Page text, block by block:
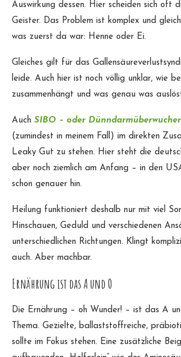
Auswirkung dessen. Hier scheiden sich oft
Geister. Das Problem ist komplex und
was zuerst da war: Henne oder Ei.
Gleiches gilt für das
leide. Auch hier ist noch völlig unklar, wie
zusammenhängt und was genau was
Auch SIBO – oder
(zumindest in meinem Fall) im direkten
Leaky Gut zu stehen. Hier steht die
aber noch ziemlich am Anfang – in den
schon genauer hin.
Heilung funktioniert deshalb nur mit viel
Hinschauen, Geduld und verschiedenen
unterschiedlichen Richtungen. Klingt
auch. Aber machbar.
Ernährung ist das A und O
Die Ernährung – oh Wunder! – ist das A
Thema. Gezielte, ballaststoffreiche,
sollte im Fokus stehen. Eine zusätzliche